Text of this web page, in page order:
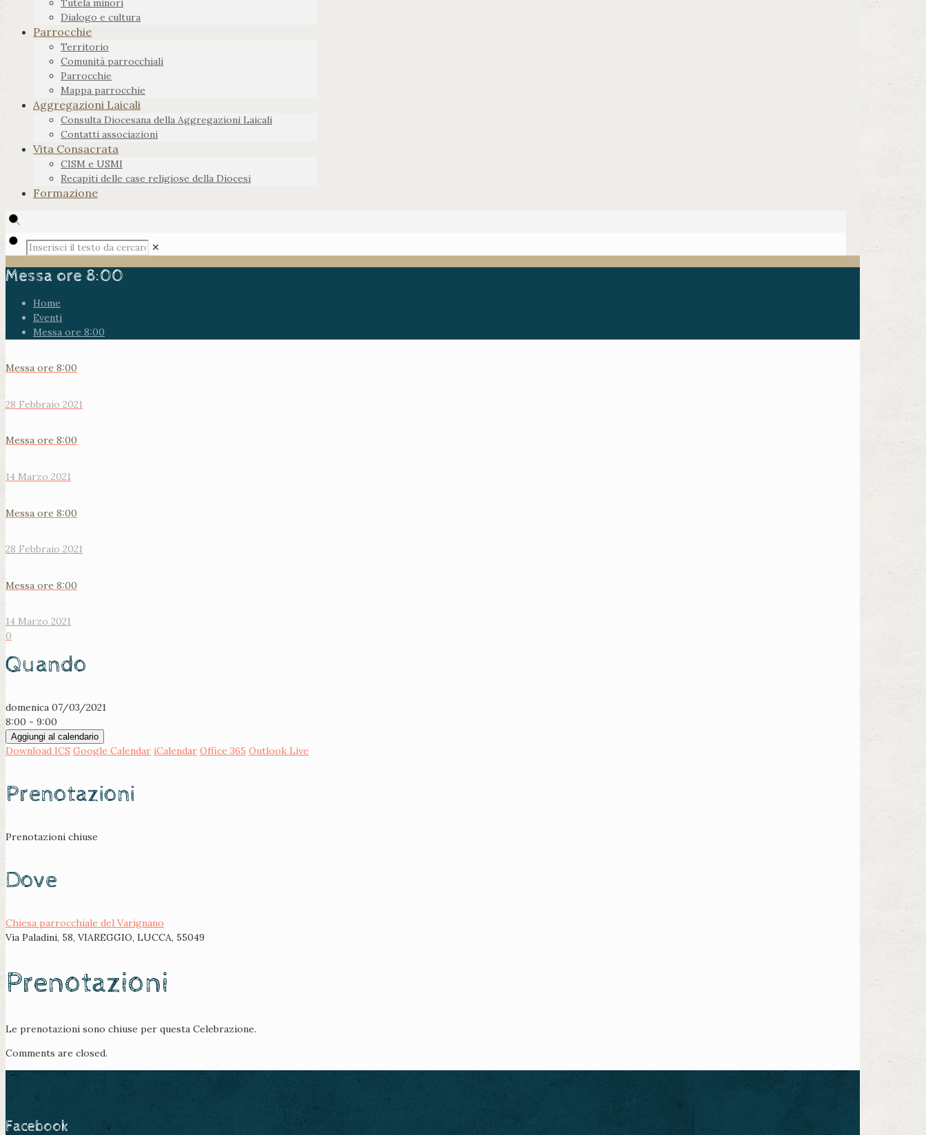
Tutela minori
Dialogo e cultura
Parrocchie
Territorio
Comunità parrocchiali
Parrocchie
Mappa parrocchie
Aggregazioni Laicali
Consulta Diocesana della Aggregazioni Laicali
Contatti associazioni
Vita Consacrata
CISM e USMI
Recapiti delle case religiose della Diocesi
Formazione
✕
Messa ore 8:00
Home
Eventi
Messa ore 8:00
Messa ore 8:00
28 Febbraio 2021
Messa ore 8:00
14 Marzo 2021
Messa ore 8:00
28 Febbraio 2021
Messa ore 8:00
14 Marzo 2021
0
Quando
domenica 07/03/2021
8:00 - 9:00
Aggiungi al calendario
Download ICS Google Calendar iCalendar Office 365 Outlook Live
Prenotazioni
Prenotazioni chiuse
Dove
Chiesa parrocchiale del Varignano
Via Paladini, 58, VIAREGGIO, LUCCA, 55049
Prenotazioni
Le prenotazioni sono chiuse per questa Celebrazione.
Comments are closed.
Facebook